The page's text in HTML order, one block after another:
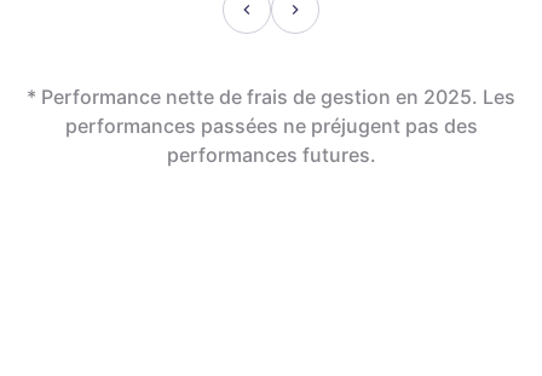
* Performance nette de frais de gestion en 2025. Les
performances passées ne préjugent pas des
performances futures.